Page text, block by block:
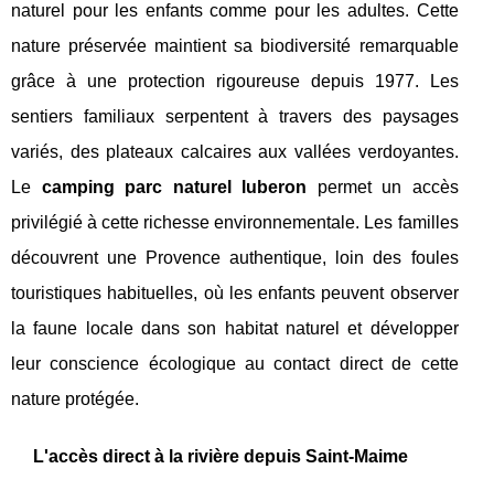
naturel pour les enfants comme pour les adultes. Cette
nature préservée maintient sa biodiversité remarquable
grâce à une protection rigoureuse depuis 1977. Les
sentiers familiaux serpentent à travers des paysages
variés, des plateaux calcaires aux vallées verdoyantes.
Le camping parc naturel luberon permet un accès
privilégié à cette richesse environnementale. Les familles
découvrent une Provence authentique, loin des foules
touristiques habituelles, où les enfants peuvent observer
la faune locale dans son habitat naturel et développer
leur conscience écologique au contact direct de cette
nature protégée.
L'accès direct à la rivière depuis Saint-Maime